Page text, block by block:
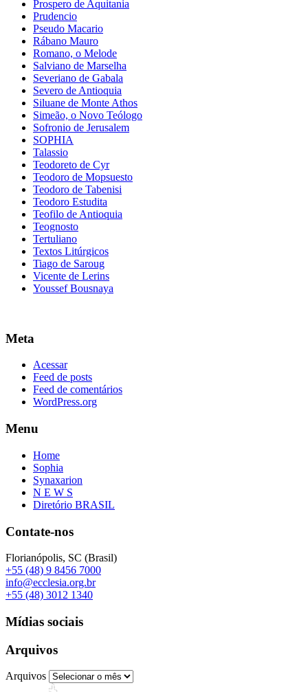
Prospero de Aquitania
Prudencio
Pseudo Macario
Rábano Mauro
Romano, o Melode
Salviano de Marselha
Severiano de Gabala
Severo de Antioquia
Siluane de Monte Athos
Simeão, o Novo Teólogo
Sofronio de Jerusalem
SOPHIA
Talassio
Teodoreto de Cyr
Teodoro de Mopsuesto
Teodoro de Tabenisi
Teodoro Estudita
Teofilo de Antioquia
Teognosto
Tertuliano
Textos Litúrgicos
Tiago de Saroug
Vicente de Lerins
Youssef Bousnaya
Meta
Acessar
Feed de posts
Feed de comentários
WordPress.org
Menu
Home
Sophia
Synaxarion
N E W S
Diretório BRASIL
Contate-nos
Florianópolis, SC (Brasil)
+55 (48) 9 8456 7000
info@ecclesia.org.br
+55 (48) 3012 1340
Mídias sociais
Arquivos
Arquivos